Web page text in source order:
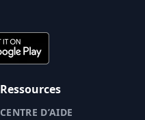
Ressources
CENTRE D’AIDE